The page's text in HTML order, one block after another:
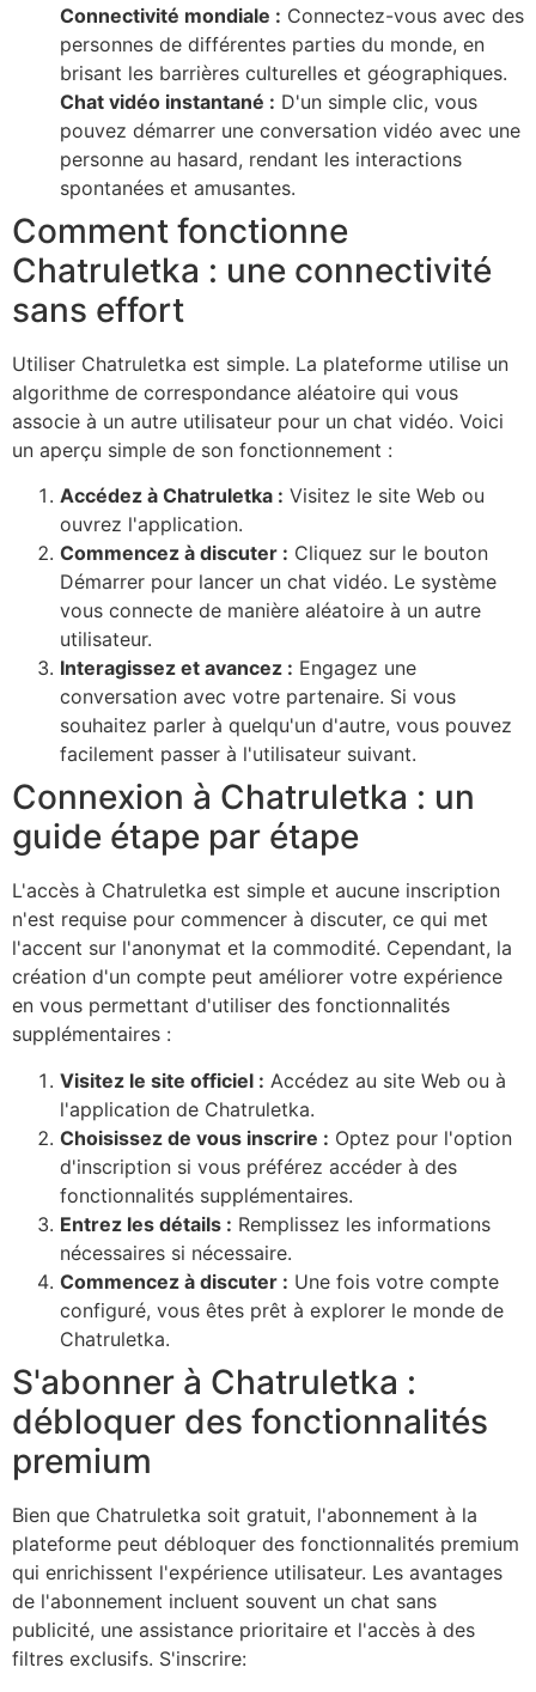
Connectivité mondiale : Connectez-vous avec des
personnes de différentes parties du monde, en
brisant les barrières culturelles et géographiques.
Chat vidéo instantané : D'un simple clic, vous
pouvez démarrer une conversation vidéo avec une
personne au hasard, rendant les interactions
spontanées et amusantes.
Comment fonctionne
Chatruletka : une connectivité
sans effort
Utiliser Chatruletka est simple. La plateforme utilise un
algorithme de correspondance aléatoire qui vous
associe à un autre utilisateur pour un chat vidéo. Voici
un aperçu simple de son fonctionnement :
Accédez à Chatruletka : Visitez le site Web ou
ouvrez l'application.
Commencez à discuter : Cliquez sur le bouton
Démarrer pour lancer un chat vidéo. Le système
vous connecte de manière aléatoire à un autre
utilisateur.
Interagissez et avancez : Engagez une
conversation avec votre partenaire. Si vous
souhaitez parler à quelqu'un d'autre, vous pouvez
facilement passer à l'utilisateur suivant.
Connexion à Chatruletka : un
guide étape par étape
L'accès à Chatruletka est simple et aucune inscription
n'est requise pour commencer à discuter, ce qui met
l'accent sur l'anonymat et la commodité. Cependant, la
création d'un compte peut améliorer votre expérience
en vous permettant d'utiliser des fonctionnalités
supplémentaires :
Visitez le site officiel : Accédez au site Web ou à
l'application de Chatruletka.
Choisissez de vous inscrire : Optez pour l'option
d'inscription si vous préférez accéder à des
fonctionnalités supplémentaires.
Entrez les détails : Remplissez les informations
nécessaires si nécessaire.
Commencez à discuter : Une fois votre compte
configuré, vous êtes prêt à explorer le monde de
Chatruletka.
S'abonner à Chatruletka :
débloquer des fonctionnalités
premium
Bien que Chatruletka soit gratuit, l'abonnement à la
plateforme peut débloquer des fonctionnalités premium
qui enrichissent l'expérience utilisateur. Les avantages
de l'abonnement incluent souvent un chat sans
publicité, une assistance prioritaire et l'accès à des
filtres exclusifs. S'inscrire: